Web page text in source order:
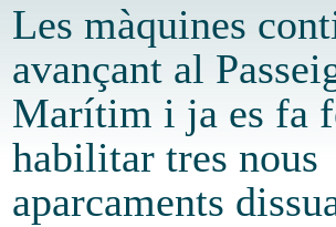
Les màquines
avançant al
Marítim i ja es fa
habilitar tres nous
aparcaments